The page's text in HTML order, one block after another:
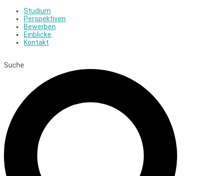
Studium
Perspektiven
Bewerben
Einblicke
Kontakt
Suche